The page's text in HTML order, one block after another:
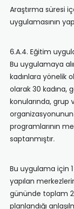
Araştırma süresi
uygulamasının
6.A.4. Eğitim
Bu uygulamaya
kadınlara yönelik
olarak 30 kadına,
konularında,
programlarının
saptanmıştır.
Bu uygulama için
yapılan
gününde toplam
planlandığı